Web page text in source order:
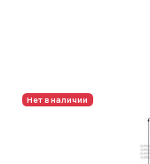
Нет в наличии